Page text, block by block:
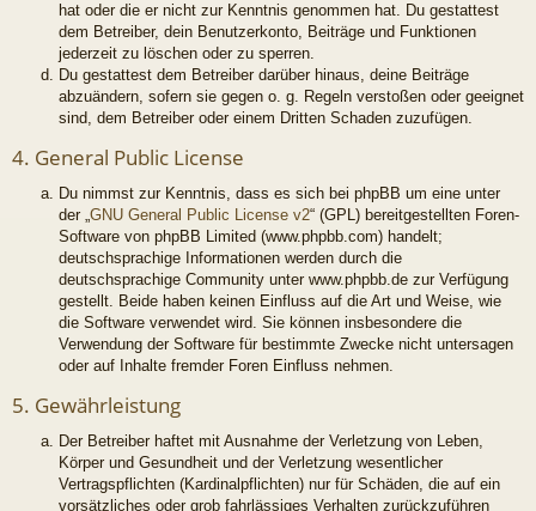
hat oder die er nicht zur Kenntnis genommen hat. Du gestattest
dem Betreiber, dein Benutzerkonto, Beiträge und Funktionen
jederzeit zu löschen oder zu sperren.
Du gestattest dem Betreiber darüber hinaus, deine Beiträge
abzuändern, sofern sie gegen o. g. Regeln verstoßen oder geeignet
sind, dem Betreiber oder einem Dritten Schaden zuzufügen.
4. General Public License
Du nimmst zur Kenntnis, dass es sich bei phpBB um eine unter
der „GNU General Public License v2“ (GPL) bereitgestellten Foren-
Software von phpBB Limited (www.phpbb.com) handelt;
deutschsprachige Informationen werden durch die
deutschsprachige Community unter www.phpbb.de zur Verfügung
gestellt. Beide haben keinen Einfluss auf die Art und Weise, wie
die Software verwendet wird. Sie können insbesondere die
Verwendung der Software für bestimmte Zwecke nicht untersagen
oder auf Inhalte fremder Foren Einfluss nehmen.
5. Gewährleistung
Der Betreiber haftet mit Ausnahme der Verletzung von Leben,
Körper und Gesundheit und der Verletzung wesentlicher
Vertragspflichten (Kardinalpflichten) nur für Schäden, die auf ein
vorsätzliches oder grob fahrlässiges Verhalten zurückzuführen